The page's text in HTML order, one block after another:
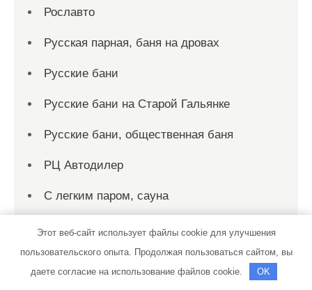
Рославто
Русская парная, баня на дровах
Русские бани
Русские бани на Старой Гальянке
Русские бани, общественная баня
РЦ Автодилер
С легким паром, сауна
Садко, сауна
Сакура, сауна
Этот веб-сайт использует файлы cookie для улучшения
пользовательского опыта. Продолжая пользоваться сайтом, вы
даете согласие на использование файлов cookie.
OK